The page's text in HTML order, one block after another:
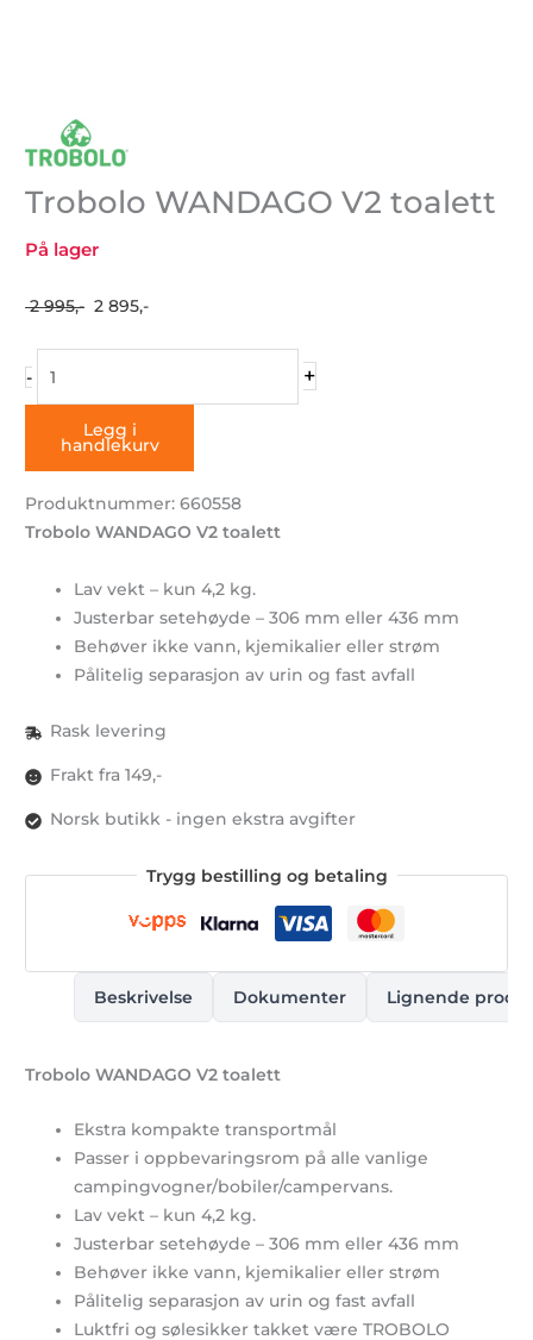
Trobolo WANDAGO V2 toalett
På lager
2 995,- Opprinnelig
2 895,-Nåværende
-
toalett
antall
+
Legg i
handlekurv
Produktnummer: 660558
Trobolo WANDAGO V2 toalett
Lav vekt – kun 4,2 kg.
Justerbar setehøyde – 306 mm eller 436 mm
Behøver ikke vann, kjemikalier eller strøm
Pålitelig separasjon av urin og fast avfall
Rask levering
Frakt fra 149,-
Norsk butikk - ingen ekstra avgifter
Trygg bestilling og betaling
Beskrivelse Dokumenter Lignende
Trobolo WANDAGO V2 toalett
Ekstra kompakte transportmål
Passer i oppbevaringsrom på alle vanlige
campingvogner/bobiler/campervans.
Lav vekt – kun 4,2 kg.
Justerbar setehøyde – 306 mm eller 436 mm
Behøver ikke vann, kjemikalier eller strøm
Pålitelig separasjon av urin og fast avfall
Luktfri og sølesikker takket være TROBOLO